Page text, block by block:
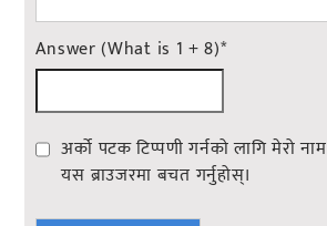
Answer (What is 1 + 8)*
अर्को पटक टिप्पणी गर्नको लागि मेरो
यस ब्राउजरमा बचत गर्नुहोस्।